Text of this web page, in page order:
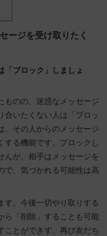
ージを受け取りたく
「ブロック」しましょ
ものの、迷惑なメッセージ
合いたくない人は「ブロッ
、その人からのメッセージ
する機能です。ブロックし
んが、相手はメッセージを
で、気づかれる可能性は高
す。今後一切やり取りする
ら「削除」することも可能
ことができず、再び友だち